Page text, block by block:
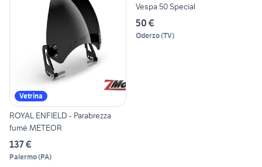
Vetrina
ROYAL ENFIELD - Parabrezza
fumé METEOR
137 €
Palermo(PA)
Vespa 50 Special
50 €
Oderzo(TV)